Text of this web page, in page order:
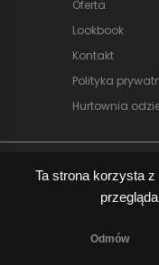
Ta strona korzysta
Odmów
Oferta
Lookbook
Kontakt
Polityka
Hurtownia
|